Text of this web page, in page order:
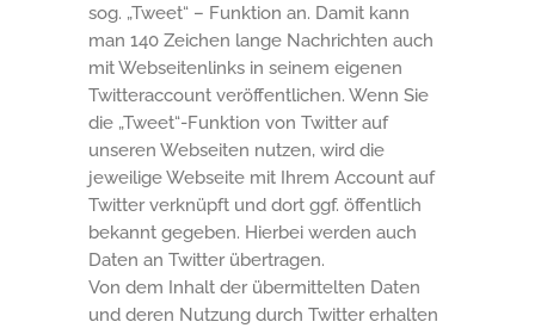
sog. „Tweet“ – Funktion an. Damit kann
man 140 Zeichen lange Nachrichten auch
mit Webseitenlinks in seinem eigenen
Twitteraccount veröffentlichen. Wenn Sie
die „Tweet“-Funktion von Twitter auf
unseren Webseiten nutzen, wird die
jeweilige Webseite mit Ihrem Account auf
Twitter verknüpft und dort ggf. öffentlich
bekannt gegeben. Hierbei werden auch
Daten an Twitter übertragen.
Von dem Inhalt der übermittelten Daten
und deren Nutzung durch Twitter erhalten